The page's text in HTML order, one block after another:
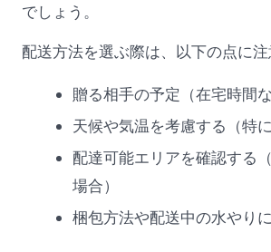
でしょう。
配送方法を選ぶ際は、以下の点に注
贈る相手の予定（在宅時間
天候や気温を考慮する（特
配達可能エリアを確認する
場合）
梱包方法や配送中の水やり